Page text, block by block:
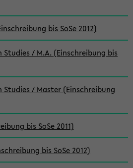
bis SoSe 2012)
/ M.A. (Einschreibung bis
/ Master (Einschreibung
bis SoSe 2011)
bis SoSe 2012)